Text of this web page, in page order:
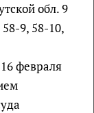
обл. 9
58-9, 58-10,
февраля